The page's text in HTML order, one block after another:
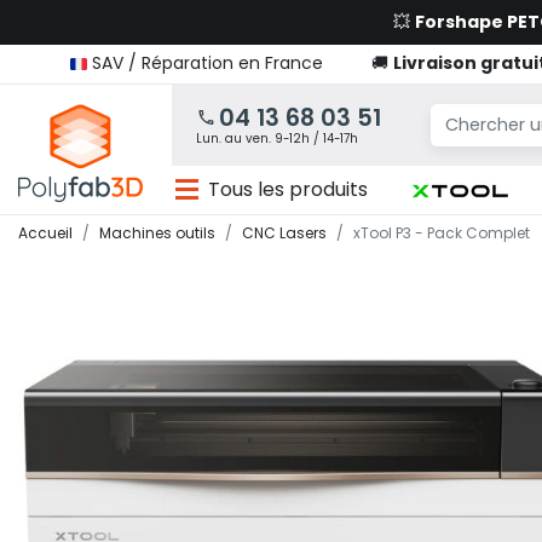
💥 Forshape
SAV / Réparation en France
🚚 Livraison
04 13 68 03 51
Lun. au ven. 9-12h / 14-17h
Tous les produits
Accueil Machines outils CNC Lasers xTool P3 - Pack Complet